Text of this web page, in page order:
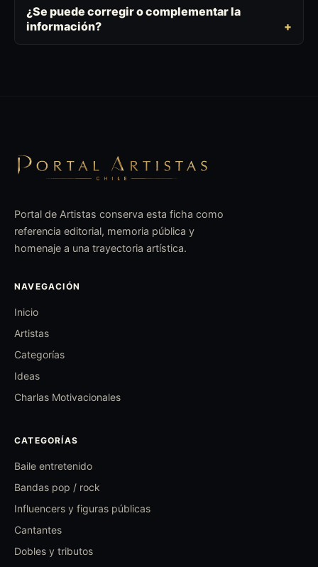
¿Se puede corregir o complementar la
información?
Portal de Artistas conserva esta ficha como
referencia editorial, memoria pública y
homenaje a una trayectoria artística.
NAVEGACIÓN
Inicio
Artistas
Categorías
Ideas
Charlas Motivacionales
CATEGORÍAS
Baile entretenido
Bandas pop / rock
Influencers y figuras públicas
Cantantes
Dobles y tributos